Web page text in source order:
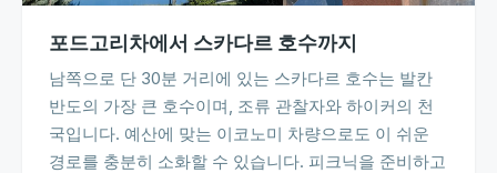
포드고리차에서 스카다르 호수까지
남쪽으로 단 30분 거리에 있는 스카다르 호수는 발칸
반도의 가장 큰 호수이며, 조류 관찰자와 하이커의 천
국입니다. 예산에 맞는 이코노미 차량으로도 이 쉬운
경로를 충분히 소화할 수 있습니다. 피크닉을 준비하고